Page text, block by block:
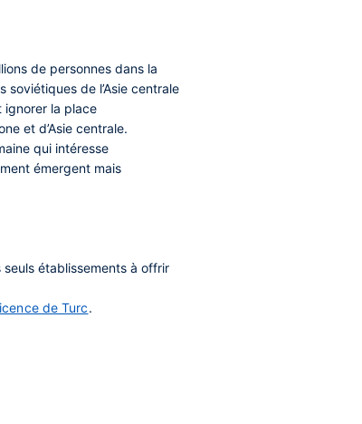
de personnes dans la
de l’Asie centrale
ignorer la place
et d’Asie centrale.
qui intéresse
émergent mais
seuls établissements à offrir
de Turc.